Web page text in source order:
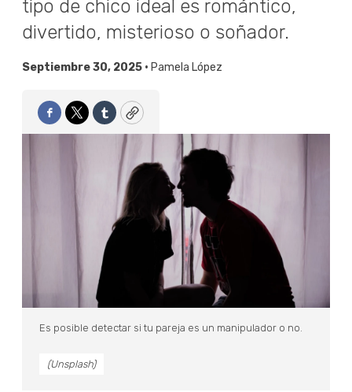
tipo de chico ideal es romántico,
divertido, misterioso o soñador.
Septiembre 30, 2025 • Pamela López
Facebook
TwitterTumblrCopy
Es posible detectar si tu pareja es un manipulador o no.
(Unsplash)